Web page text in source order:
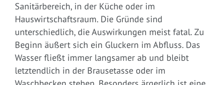
Sanitärbereich, in der Küche oder im
Hauswirtschaftsraum. Die Gründe sind
unterschiedlich, die Auswirkungen meist fatal. Zu
Beginn äußert sich ein Gluckern im Abfluss. Das
Wasser fließt immer langsamer ab und bleibt
letztendlich in der Brausetasse oder im